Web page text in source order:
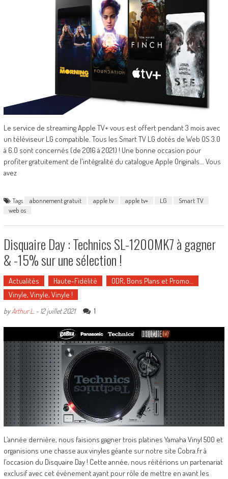
Le service de streaming Apple TV+ vous est offert pendant 3 mois avec
un téléviseur LG compatible. Tous les Smart TV LG dotés de Web OS 3.0
à 6.0 sont concernés (de 2016 à 2021) ! Une bonne occasion pour
profiter gratuitement de l'intégralité du catalogue Apple Originals... Vous
avez
Tags abonnement gratuit apple tv apple tv+ LG
Smart TV
web os
Disquaire Day : Technics SL-1200MK7 à gagner
& -15% sur une sélection !
Actualités Haute-Fidélité
ODR, Bons Plans et Promo…
Vinyle, Vinyle, Vinyle !
byArthur L. - 12 juillet 2021 1
L’année dernière, nous faisions gagner trois platines Yamaha Vinyl 500 et
organisions une chasse aux vinyles géante sur notre site Cobra.fr à
l’occasion du Disquaire Day ! Cette année, nous réitérions un partenariat
exclusif avec cet événement ayant pour rôle de mettre en avant les